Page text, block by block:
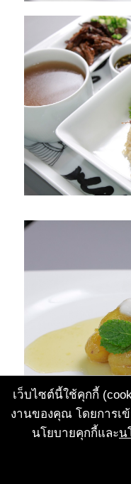
เว็บไซต์นี้ใช้คุกกี้
งานของคุณ โดยการเ
นโยบายคุกกี้และน